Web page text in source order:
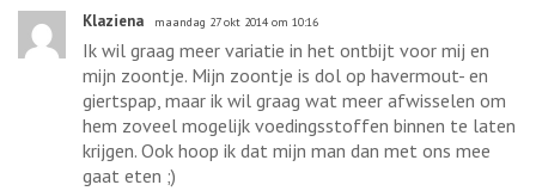
Klaziena maandag 27 okt 2014 om 10:16
Ik wil graag meer variatie in het ontbijt voor mij en
mijn zoontje. Mijn zoontje is dol op havermout- en
giertspap, maar ik wil graag wat meer afwisselen om
hem zoveel mogelijk voedingsstoffen binnen te laten
krijgen. Ook hoop ik dat mijn man dan met ons mee
gaat eten ;)